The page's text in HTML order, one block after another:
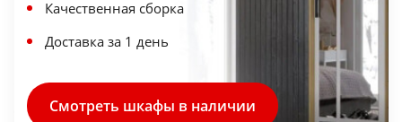
Качественная сборка
Доставка за 1 день
Смотреть шкафы в наличии